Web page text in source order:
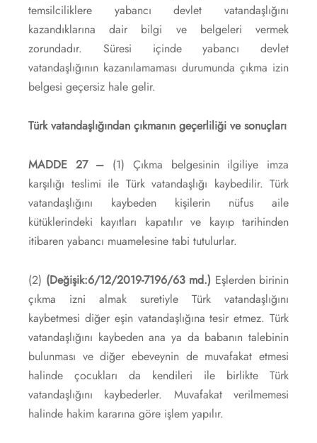
temsilciliklere yabancı devlet vatandaşlığını
kazandıklarına dair bilgi ve belgeleri vermek
zorundadır. Süresi içinde yabancı devlet
vatandaşlığının kazanılamaması durumunda çıkma izin
belgesi geçersiz hale gelir.
Türk vatandaşlığından çıkmanın geçerliliği ve sonuçları
MADDE 27 – (1) Çıkma belgesinin ilgiliye imza
karşılığı teslimi ile Türk vatandaşlığı kaybedilir. Türk
vatandaşlığını kaybeden kişilerin nüfus aile
kütüklerindeki kayıtları kapatılır ve kayıp tarihinden
itibaren yabancı muamelesine tabi tutulurlar.
(2) (Değişik:6/12/2019-7196/63 md.) Eşlerden birinin
çıkma izni almak suretiyle Türk vatandaşlığını
kaybetmesi diğer eşin vatandaşlığına tesir etmez. Türk
vatandaşlığını kaybeden ana ya da babanın talebinin
bulunması ve diğer ebeveynin de muvafakat etmesi
halinde çocukları da kendileri ile birlikte Türk
vatandaşlığını kaybederler. Muvafakat verilmemesi
halinde hakim kararına göre işlem yapılır.